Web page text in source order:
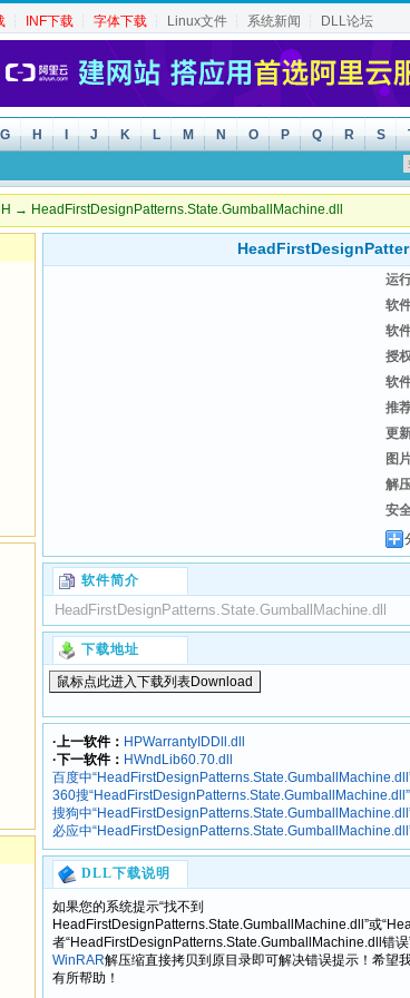
┆ INF下载┆ 字体下载┆ Linux文件┆ 系统新闻 ┆ DLL论坛
G H I J K L M N O P Q R S
H → HeadFirstDesignPatterns.State.GumballMachine.dll
运
软
软
授
软
推
更
图
解
安
软件简介
HeadFirstDesignPatterns.State.GumballMachine.dll
下载地址
·上一软件： HPWarrantyIDDll.dll
·下一软件： HWndLib60.70.dll
百度中
360搜
搜狗中
必应中
DLL下载说明
如果您的系统提示“找不到
HeadFirstDesignPatterns.State.GumballMachine.dll”或
者“HeadFirstDesignPatterns.State.GumballMachine.dll错
WinRAR解压缩直接拷贝到原目录即可解决错误提示！希
有所帮助！